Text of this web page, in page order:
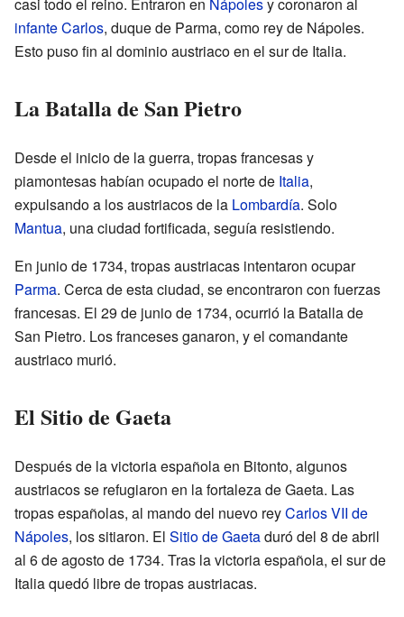
casi todo el reino. Entraron en Nápolesy coronaron al
infante Carlos, duque de Parma, como rey de Nápoles.
Esto puso fin al dominio austriaco en el sur de Italia.
La Batalla de San Pietro
Desde el inicio de la guerra, tropas francesas y
piamontesas habían ocupado el norte de Italia,
expulsando a los austriacos de la Lombardía. Solo
Mantua, una ciudad fortificada, seguía resistiendo.
En junio de 1734, tropas austriacas intentaron ocupar
Parma. Cerca de esta ciudad, se encontraron con fuerzas
francesas. El 29 de junio de 1734, ocurrió la Batalla de
San Pietro. Los franceses ganaron, y el comandante
austriaco murió.
El Sitio de Gaeta
Después de la victoria española en Bitonto, algunos
austriacos se refugiaron en la fortaleza de Gaeta. Las
tropas españolas, al mando del nuevo reyCarlos VII de
Nápoles, los sitiaron. El Sitio de Gaetaduró del 8 de abril
al 6 de agosto de 1734. Tras la victoria española, el sur de
Italia quedó libre de tropas austriacas.